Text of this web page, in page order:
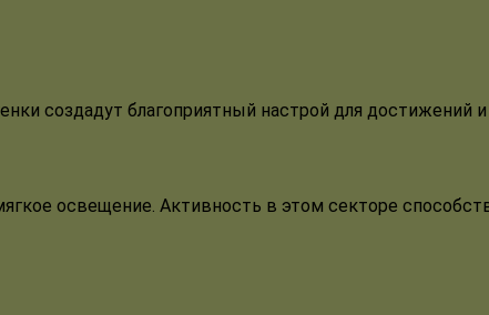
создадут благоприятный настрой для достижений
освещение. Активность в этом секторе